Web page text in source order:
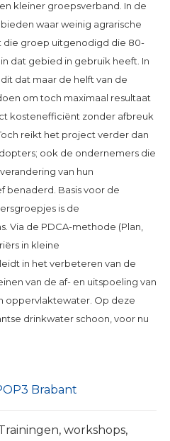
kleiner groepsverband. In de
waar weinig agrarische
die groep uitgenodigd die 80-
dat gebied in gebruik heeft. In
dat maar de helft van de
om toch maximaal resultaat
kostenefficiënt zonder afbreuk
reikt het project verder dan
ook de ondernemers die
van hun
benaderd. Basis voor de
is de
Via de PDCA-methode (Plan,
in kleine
in het verbeteren van de
van de af- en uitspoeling van
oppervlaktewater. Op deze
drinkwater schoon, voor nu
Brabant
workshops,